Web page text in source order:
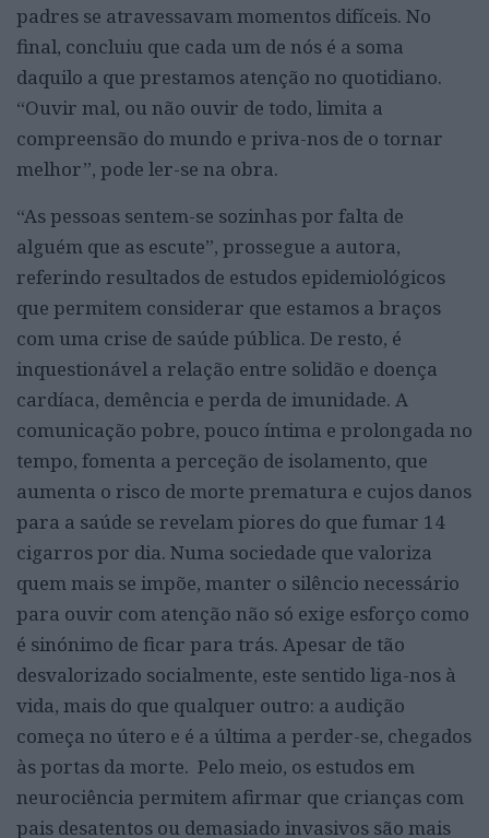
padres se atravessavam momentos difíceis. No
final, concluiu que cada um de nós é a soma
daquilo a que prestamos atenção no quotidiano.
“Ouvir mal, ou não ouvir de todo, limita a
compreensão do mundo e priva-nos de o tornar
melhor”, pode ler-se na obra.
“As pessoas sentem-se sozinhas por falta de
alguém que as escute”, prossegue a autora,
referindo resultados de estudos epidemiológicos
que permitem considerar que estamos a braços
com uma crise de saúde pública. De resto, é
inquestionável a relação entre solidão e doença
cardíaca, demência e perda de imunidade. A
comunicação pobre, pouco íntima e prolongada no
tempo, fomenta a perceção de isolamento, que
aumenta o risco de morte prematura e cujos danos
para a saúde se revelam piores do que fumar 14
cigarros por dia. Numa sociedade que valoriza
quem mais se impõe, manter o silêncio necessário
para ouvir com atenção não só exige esforço como
é sinónimo de ficar para trás. Apesar de tão
desvalorizado socialmente, este sentido liga-nos à
vida, mais do que qualquer outro: a audição
começa no útero e é a última a perder-se, chegados
às portas da morte. Pelo meio, os estudos em
neurociência permitem afirmar que crianças com
pais desatentos ou demasiado invasivos são mais